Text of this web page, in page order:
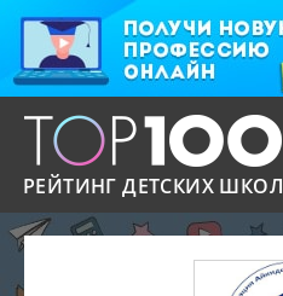
РЕЙТИНГ ДЕТСКИХ ШКОЛ